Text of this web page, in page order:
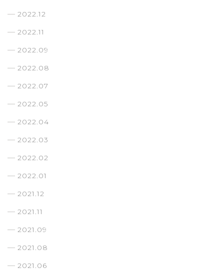
2022.12
2022.11
2022.09
2022.08
2022.07
2022.05
2022.04
2022.03
2022.02
2022.01
2021.12
2021.11
2021.09
2021.08
2021.06